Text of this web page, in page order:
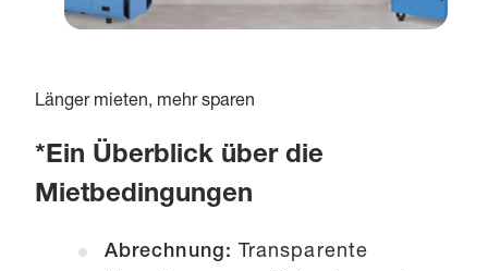
Länger mieten, mehr sparen
*Ein Überblick über die
Mietbedingungen
Abrechnung:
Transparente